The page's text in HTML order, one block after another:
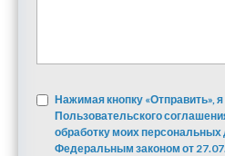
Нажимая кнопку «Отправить»,
Пользовательского
обработку моих персональных
Федеральным законом от